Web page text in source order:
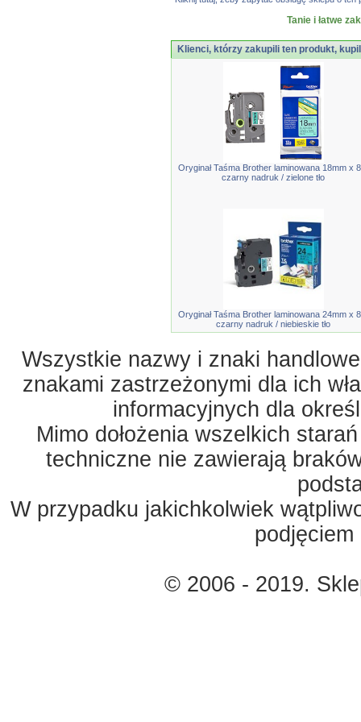
Tanie i łatwe
Klienci, którzy zakupili ten produkt,
Oryginał Taśma Brother laminowana 18mm x
czarny nadruk / zielone tło
Oryginał Taśma Brother laminowana 24mm x
czarny nadruk / niebieskie tło
Wszystkie nazwy i znaki
znakami zastrzeżonymi dla ich
informacyjnych dla
Mimo dołożenia wszelkich
techniczne nie zawierają
W przypadku jakichkolwiek
© 2006 - 2019.